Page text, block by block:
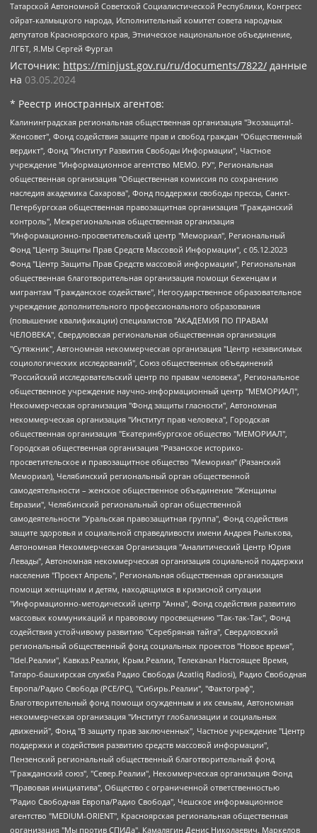
Татарской Автономной Советской Социалистической Республики, Конгресс
ойрат-калмыцкого народа, Исполнительный комитет совета народных
депутатов Красноярского края, Этническое национальное объединение,
ЛГБТ, Я.МЫ Сергей Фургал
Источник: https://minjust.gov.ru/ru/documents/7822/ данные
на 03.05.2024
* Реестр иностранных агентов:
Калининградская региональная общественная организация "Экозащита!-Женсовет", Фонд содействия защите прав и свобод граждан "Общественный вердикт", Фонд "Институт Развития Свободы Информации", Частное учреждение "Информационное агентство МЕМО. РУ", Региональная общественная организация "Общественная комиссия по сохранению наследия академика Сахарова", Фонд поддержки свободы прессы, Санкт-Петербургская общественная правозащитная организация "Гражданский контроль", Межрегиональная общественная организация "Информационно-просветительский центр "Мемориал", Региональный Фонд "Центр Защиты Прав Средств Массовой Информации", с 05.12.2023 Фонд "Центр Защиты Прав Средств массовой информации", Региональная общественная благотворительная организация помощи беженцам и мигрантам "Гражданское содействие", Негосударственное образовательное учреждение дополнительного профессионального образования (повышение квалификации) специалистов "АКАДЕМИЯ ПО ПРАВАМ ЧЕЛОВЕКА", Свердловская региональная общественная организация "Сутяжник", Автономная некоммерческая организация "Центр независимых социологических исследований", Союз общественных объединений "Российский исследовательский центр по правам человека", Региональное общественное учреждение научно-информационный центр "МЕМОРИАЛ", Некоммерческая организация "Фонд защиты гласности", Автономная некоммерческая организация "Институт прав человека", Городская общественная организация "Екатеринбургское общество "МЕМОРИАЛ", Городская общественная организация "Рязанское историко-просветительское и правозащитное общество "Мемориал" (Рязанский Мемориал), Челябинский региональный орган общественной самодеятельности – женское общественное объединение "Женщины Евразии", Челябинский региональный орган общественной самодеятельности "Уральская правозащитная группа", Фонд содействия защите здоровья и социальной справедливости имени Андрея Рылькова, Автономная Некоммерческая Организация "Аналитический Центр Юрия Левады", Автономная некоммерческая организация социальной поддержки населения "Проект Апрель", Региональная общественная организация помощи женщинам и детям, находящимся в кризисной ситуации "Информационно-методический центр "Анна", Фонд содействия развитию массовых коммуникаций и правовому просвещению "Так-так-Так", Фонд содействия устойчивому развитию "Серебряная тайга", Свердловский региональный общественный фонд социальных проектов "Новое время", "Idel.Реалии", Кавказ.Реалии, Крым.Реалии, Телеканал Настоящее Время, Татаро-башкирская служба Радио Свобода (Azatliq Radiosi), Радио Свободная Европа/Радио Свобода (PCE/PC), "Сибирь.Реалии", "Фактограф", Благотворительный фонд помощи осужденным и их семьям, Автономная некоммерческая организация "Институт глобализации и социальных движений", Фонд "В защиту прав заключенных", Частное учреждение "Центр поддержки и содействия развитию средств массовой информации", Пензенский региональный общественный благотворительный фонд "Гражданский союз", "Север.Реалии", Некоммерческая организация Фонд "Правовая инициатива", Общество с ограниченной ответственностью "Радио Свободная Европа/Радио Свобода", Чешское информационное агентство "MEDIUM-ORIENT", Красноярская региональная общественная организация "Мы против СПИДа", Камалягин Денис Николаевич, Маркелов Сергей Евгеньевич, Пономарев Лев Александрович, Савицкая Людмила Алексеевна, Автономная некоммерческая организация "Центр по работе с проблемой насилия "НАСИЛИЮ.НЕТ", Межрегиональный профессиональный союз работников здравоохранения "Альянс врачей", Юридическое лицо, зарегистрированное в Латвийской Республике, SIA "Medusa Project" (регистрационный номер 40103797863, дата регистрации 10.06.2014), Некоммерческая организация "Фонд по борьбе с коррупцией", Автономная некоммерческая организация "Институт права и публичной политики", Баданин Роман Сергеевич, Гликин Максим Александрович, Железнова Мария Михайловна, Лукьянова Юлия Сергеевна, Маетная Елизавета Витальевна, Маняхин Петр Борисович, Чуракова Ольга Владимировна, Ярош Юлия Петровна, Юридическое лицо "The Insider SIA", зарегистрированное в Риге, Латвийская Республика (дата регистрации 26.06.2015), являющееся администратором доменного имени интернет-издания "The Insider SIA", https://theins.ru, Постернак Алексей Евгеньевич, Рубин Михаил Аркадьевич, Анин Роман Александрович, Юридическое лицо Istories fonds, зарегистрированное в Латвийской Республике (регистрационный номер 50008295751, дата регистрации 24.02.2020), Великовский Дмитрий Александрович, Долинина Ирина Николаевна, Мароховская Алеся Алексеевна, Шлейнов Роман Юрьевич, Шмагун Олеся Валентиновна, Общество с ограниченной ответственностью "Альтаир 2021", Общество с ограниченной ответственностью "Вега 2021", Общество с ограниченной ответственностью "Главный редактор 2021", Общество с ограниченной ответственностью "Ромашки монолит", Важенков Артем Валерьевич, Ивановская областная общественная организация "Центр гендерных исследований", Гурман Юрий Альбертович, Медиапроект "ОВД-Инфо", Егоров Владимир Владимирович, Жилинский Владимир Александрович, Общество с ограниченной ответственностью "ЗП", Иванова София Юрьевна, Карезина Инна Павловна, Кильтау Екатерина Викторовна, Петров Алексей Викторович, Пискунов Сергей Евгеньевич, Смирнов Сергей Сергеевич, Тихонов Михаил Сергеевич, Общество с ограниченной ответственностью "ЖУРНАЛИСТ-ИНОСТРАННЫЙ АГЕНТ", Арапова Галина Юрьевна, Вольтская Татьяна Анатольевна, Американская компания "Mason G.E.S. Anonymous Foundation" (США), являющаяся владельцем интернет-издания https://mnews.world/, Компания "Stichting Bellingcat", зарегистрированная в Нидерландах (дата регистрации 11.07.2018), Захаров Андрей Вячеславович, Клепиковская Екатерина Дмитриевна, Общество с ограниченной ответственностью "МЕМО", Перл Роман Александрович, Симонов Евгений Алексеевич, Соловьева Елена Анатольевна, Сотников Даниил Владимирович, Сурначева Елизавета Дмитриевна, Автономная некоммерческая организация по защите прав человека и информированию населения "Якутия – Наше Мнение", Общество с ограниченной ответственностью "Москоу диджитал медиа", с 26.01.2023 Общество с ограниченной ответственностью "Чайка Белые сады", Ветошкина Валерия Валерьевна, Заговора Максим Александрович, Межрегиональное общественное движение "Российская ЛГБТ - сеть", Оленичев Максим Владимирович, Павлов Иван Юрьевич, Скворцова Елена Сергеевна, Общество с ограниченной ответственностью "Как бы инагент", Кочетков Игорь Викторович, Общество с ограниченной ответственностью "Честные выборы", Еланчик Олег Александрович, Общество с ограниченной ответственностью "Нобелевский призыв", Гималова Регина Эмилевна, Григорьев Андрей Валерьевич, Григорьева Алина Александровна, Ассоциация по содействию защите прав призывников, альтернативнослужащих и военнослужащих "Правозащитная группа "Гражданин.Армия.Право", Хисамова Регина Фаритовна, Автономная некоммерческая организация по реализации социально-правовых программ "Лилит", Дальневосточное общественное движение "Маяк", Санкт-Петербургская ЛГБТ-инициативная группа "Выход", Инициативная группа ЛГБТ+ "Реверс", Алексеев Андрей Викторович, Бекбулатова Таисия Львовна, Беляев Иван Михайлович, Владыкина Елена Сергеевна, Гельман Марат Александрович, Никульшина Вероника Юрьевна, Толоконникова Надежда Андреевна, Шендерович Виктор Анатольевич, Общество с ограниченной ответственностью "Данное сообщение", Общество с ограниченной ответственностью Издательский дом "Новая глава", Айнбиндер Александра Александровна, Московский комьюнити-центр для ЛГБТ+инициатив, Благотворительный фонд развития филантропии, Deutsche Welle (Германия, Kurt-Schumacher-Strasse 3, 53113 Bonn), Борзунова Мария Михайловна, Воробьев Виктор Викторович, Голубева Анна Львовна, Константинова Алла Михайловна, Малкова Ирина Владимировна, Мурадов Мурад Абдулгалимович, Осетинская Елизавета Николаевна, Понасенков Евгений Николаевич, Ганапольский Матвей Юрьевич, Киселев Евгений Алексеевич, Борухович Ирина Григорьевна, Дремин Иван Тимофеевич, Дубровский Дмитрий Викторович, Красноярская региональная общественная организация поддержки и развития альтернативных образовательных технологий и межкультурных коммуникаций "ИНТЕРРА", Маяковская Екатерина Алексеевна, Фейгин Марк Захарович, Филимонов Андрей Викторович, Дзугкоева Регина Николаевна, Доброхотов Роман Александрович, Дудь Юрий Александрович, Елкин Сергей Владимирович, Кругликов Кирилл Игоревич, Сабунаева Мария Леонидовна, Семенов Алексей Владимирович, Шаинян Карен Багратович, Шульман Екатерина Михайловна, Асафьев Артур Валерьевич, Вахштайн Виктор Семенович, Венедиктов Алексей Алексеевич, Лушникова Екатерина Евгеньевна, Волков Леонид Михайлович, Невзоров Александр Глебович, Пархоменко Сергей Борисович, Сироткин Ярослав Николаевич, Кара-Мурза Владимир Владимирович, Баранова Наталья Владимировна, Гозман Леонид Яковлевич, Кагарлицкий Борис Юльевич, Климарев Михаил Валерьевич, Милов Владимир Станиславович, Автономная некоммерческая организация Краснодарский центр современного искусства "Типография", Моргенштерн Алишер Тагирович, Соболь Любовь Эдуардовна, Общество с ограниченной ответственностью "ЛИЗА НОРМ", Каспаров Гарри Кимович, Ходорковский Михаил Борисович, Общество с ограниченной ответственностью "Апрельские тезисы", Данилович Ирина Брониславовна, Кашин Олег Владимирович, Петров Николай Владимирович, Пивоваров Алексей Владимирович, Соколов Михаил Владимирович, Цветкова Юлия Владимировна, Чичваркин Евгений Александрович, Комитет против пыток/Команда против пыток, Общество с ограниченной ответственностью "Первый научный", Общество с ограниченной ответственностью "Вертолет и ко", Белоцерковская Вероника Борисовна, Кац Максим Евгеньевич, Лазарева Татьяна Юрьевна, Шаведдинов Руслан Табризович, Яшин Илья Валерьевич, Общество с ограниченной ответственностью "Иноагент ААВ", Алешковский Дмитрий Петрович, Альбац Евгения Марковна, Быков Дмитрий Львович, Галямина Юлия Евгеньевна, Лойко Сергей Леонидович, Мартынов Кирилл Константинович, Медведев Сергей Александрович, Крашенинников Федор Геннадиевич, Гордеева Катерина Вл